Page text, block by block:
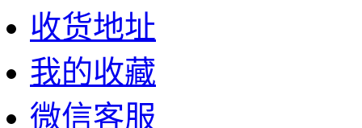
收货地址
我的收藏
微信客服